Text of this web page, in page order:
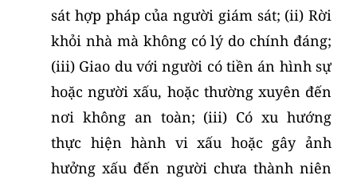
sát hợp pháp của người giám sát; (ii) Rời
khỏi nhà mà không có lý do chính đáng;
(iii) Giao du với người có tiền án hình sự
hoặc người xấu, hoặc thường xuyên đến
nơi không an toàn; (iii) Có xu hướng
thực hiện hành vi xấu hoặc gây ảnh
hưởng xấu đến người chưa thành niên